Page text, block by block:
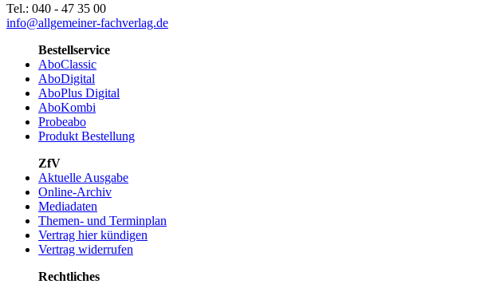
Tel.: 040 - 47 35 00
info@allgemeiner-fachverlag.de
Bestellservice
AboClassic
AboDigital
AboPlus Digital
AboKombi
Probeabo
Produkt Bestellung
ZfV
Aktuelle Ausgabe
Online-Archiv
Mediadaten
Themen- und Terminplan
Vertrag hier kündigen
Vertrag widerrufen
Rechtliches